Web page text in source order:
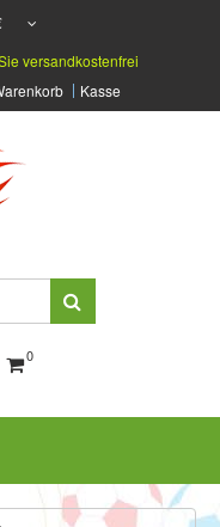
versandkostenfrei
Kasse
0